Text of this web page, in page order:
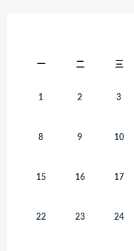
一 二 三
1 2 3
8 9 10
15 16 17
22 23 24